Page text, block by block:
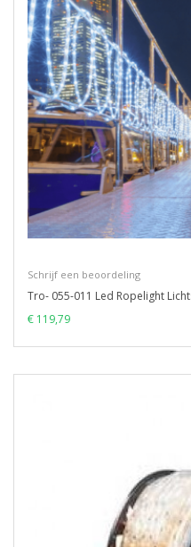
Schrijf een beoordeling
Tro- 055-011 Led Ropelight
€ 119,79